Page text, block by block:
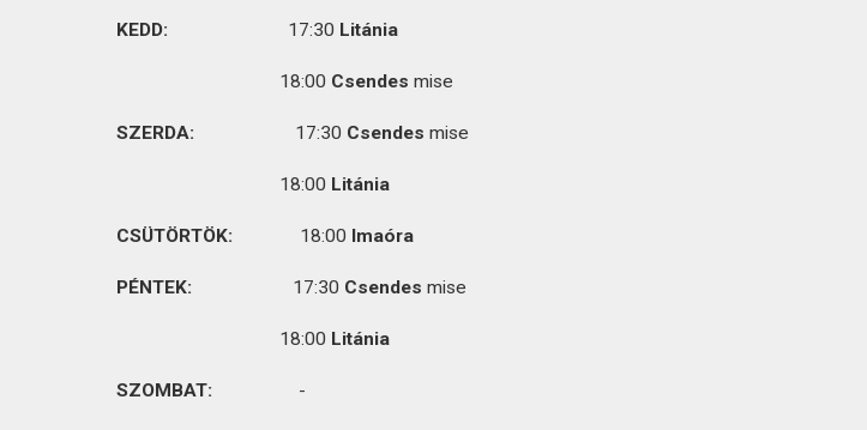
KEDD: 17:30 Litánia
18:00 Csendes mise
SZERDA: 17:30 Csendes mise
18:00 Litánia
CSÜTÖRTÖK: 18:00 Imaóra
PÉNTEK: 17:30 Csendes mise
18:00 Litánia
SZOMBAT: -